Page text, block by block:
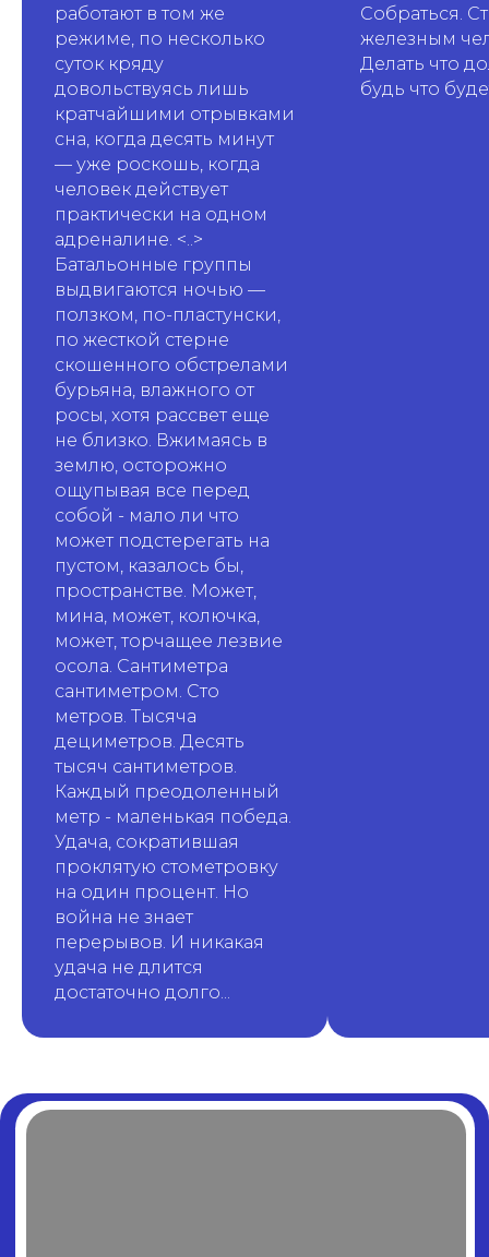
работают в том же
режиме, по несколько
суток кряду
довольствуясь лишь
кратчайшими отрывками
сна, когда десять минут
— уже роскошь, когда
человек действует
практически на одном
адреналине. <..>
Батальонные группы
выдвигаются ночью —
ползком, по-пластунски,
по жесткой стерне
скошенного обстрелами
бурьяна, влажного от
росы, хотя рассвет еще
не близко. Вжимаясь в
землю, осторожно
ощупывая все перед
собой - мало ли что
может подстерегать на
пустом, казалось бы,
пространстве. Может,
мина, может, колючка,
может, торчащее лезвие
осола. Сантиметра
сантиметром. Сто
метров. Тысяча
дециметров. Десять
тысяч сантиметров.
Каждый преодоленный
метр - маленькая победа.
Удача, сократившая
проклятую стометровку
на один процент. Но
война не знает
перерывов. И никакая
удача не длится
достаточно долго...
Собраться.
железным
Делать что
будь что